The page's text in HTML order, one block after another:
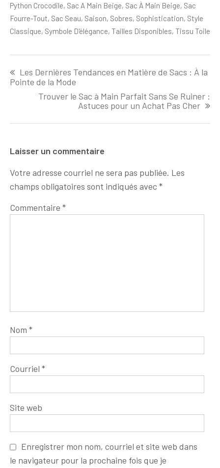
Python Crocodile, Sac A Main Beige, Sac À Main Beige, Sac
Fourre-Tout, Sac Seau, Saison, Sobres, Sophistication, Style
Classique, Symbole D'élégance, Tailles Disponibles, Tissu Toile
de
l'article
Les Dernières Tendances en Matière de Sacs : À la
Pointe de la Mode
Trouver le Sac à Main Parfait Sans Se Ruiner :
Astuces pour un Achat Pas Cher
Laisser un commentaire
Votre adresse courriel ne sera pas publiée. Les
champs obligatoires sont indiqués avec *
Commentaire *
Nom *
Courriel *
Site web
Enregistrer mon nom, courriel et site web dans
le navigateur pour la prochaine fois que je